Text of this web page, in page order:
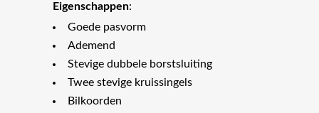
Eigenschappen:
Goede pasvorm
Ademend
Stevige dubbele borstsluiting
Twee stevige kruissingels
Bilkoorden